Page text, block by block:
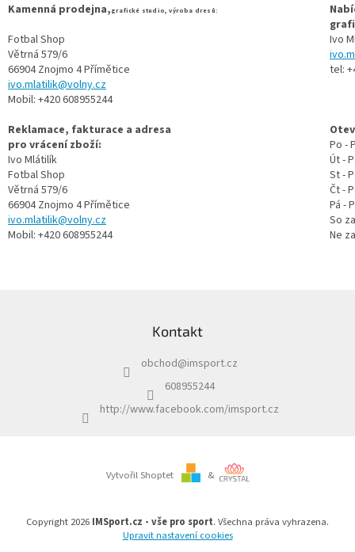
Branky
Jarda
Kužel
Okresní
přebor
Sítě
Speciální
nabídka
Přihlášení
Kamenná prodejna,grafické studio, výroba dresů:
Fotbal Shop
Větrná 579/6
66904 Znojmo 4 Přímětice
ivo.mlatilik@volny.cz
Mobil: +420 608955244
Ivo
tel:
Reklamace, fakturace a adresa
pro vrácení zboží:
Ivo Mlátilík
Fotbal Shop
Větrná 579/6
66904 Znojmo 4 Přímětice
ivo.mlatilik@volny.cz
Mobil: +420 608955244
Po -
Út -
St -
Čt -
Pá -
So
Ne
Kontakt
obchod@imsport.cz
608955244
http://www.facebook.com/imsport.cz
Vytvořil Shoptet &
Copyright 2026 IMSport.cz - vše pro sport. Všechna práva vyhrazena.
Upravit nastavení cookies